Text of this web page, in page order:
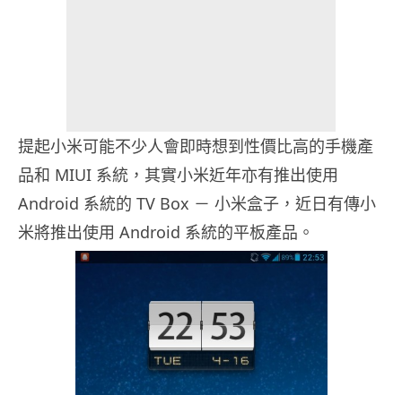
提起小米可能不少人會即時想到性價比高的手機產
品和 MIUI 系統，其實小米近年亦有推出使用
Android 系統的 TV Box － 小米盒子，近日有傳小
米將推出使用 Android 系統的平板產品。